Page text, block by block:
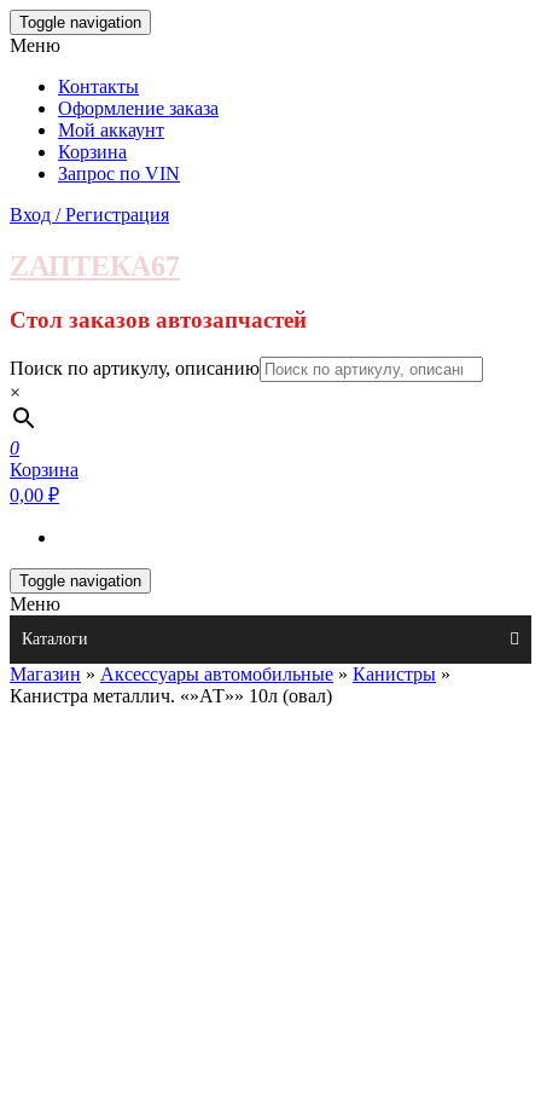
Skip
to
content
Toggle navigation
Меню
Контакты
Оформление заказа
Мой аккаунт
Корзина
Запрос по VIN
Вход / Регистрация
ZАПТЕКА67
Стол заказов автозапчастей
Поиск по артикулу, описанию
×
0
Корзина
0,00 ₽
Toggle navigation
Меню
Каталоги
Магазин » Аксессуары автомобильные » Канистры »
Канистра металлич. «»АТ»» 10л (овал)